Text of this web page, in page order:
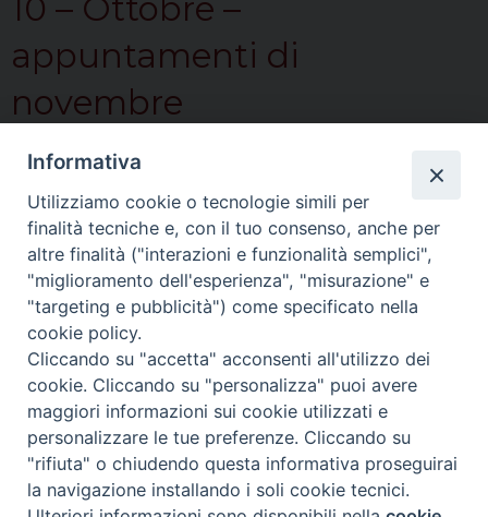
10 – Ottobre –
appuntamenti di
novembre
11 – Novembre –
appuntamenti di dicembre
12 – Dicembre –
appuntamenti di gennaio
2022
DIOCESI DI ASTI - Ufficio Comunicazioni Sociali
Carducci, 48 - 14100 Asti - info@diocesiasti.it
Informativa
Utilizziamo cookie o tecnologie simili per
finalità tecniche e, con il tuo consenso, anche per
altre finalità ("interazioni e funzionalità semplici",
"miglioramento dell'esperienza", "misurazione" e
"targeting e pubblicità") come specificato nella
cookie policy.
Cliccando su "accetta" acconsenti all'utilizzo dei
cookie. Cliccando su "personalizza" puoi avere
maggiori informazioni sui cookie utilizzati e
personalizzare le tue preferenze. Cliccando su
"rifiuta" o chiudendo questa informativa proseguirai
la navigazione installando i soli cookie tecnici.